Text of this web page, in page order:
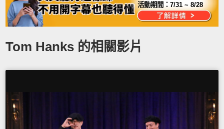
活動期間：7/31 ~ 8/28
Tom Hanks 的相關影片